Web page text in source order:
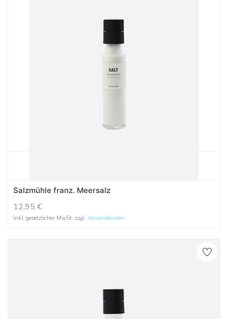
Salzmühle franz. Meersalz
12,95 €
Inkl. gesetzlicher MwSt. zzgl. Versandkosten